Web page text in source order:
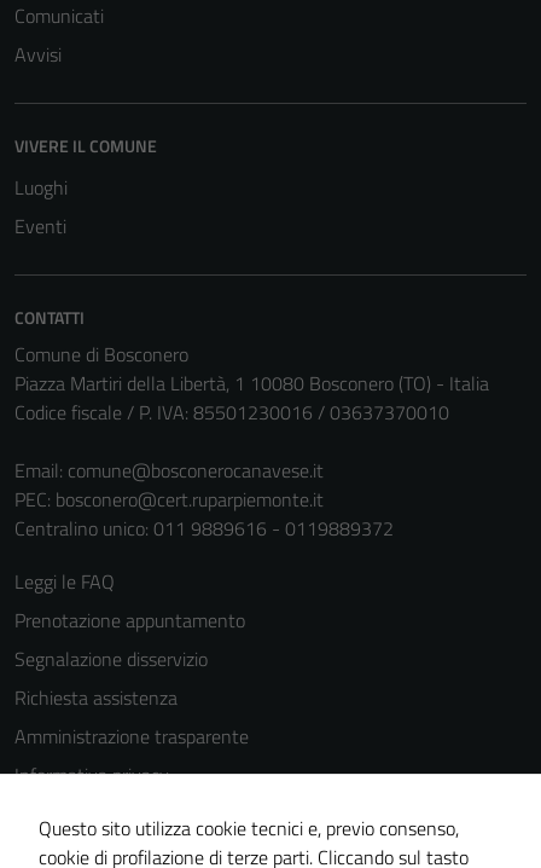
Comunicati
Avvisi
VIVERE IL COMUNE
Luoghi
Eventi
CONTATTI
Comune di Bosconero
Piazza Martiri della Libertà, 1 10080 Bosconero (TO) - Italia
Codice fiscale / P. IVA: 85501230016 / 03637370010
Email: comune@bosconerocanavese.it
PEC: bosconero@cert.ruparpiemonte.it
Centralino unico: 011 9889616 - 0119889372
Leggi le FAQ
Prenotazione appuntamento
Segnalazione disservizio
Richiesta assistenza
Amministrazione trasparente
Informativa privacy
Cookie Policy
Note legali
Questo sito utilizza cookie tecnici e, previo consenso,
cookie di profilazione di terze parti. Cliccando sul tasto
funzionamento
non raccolgono